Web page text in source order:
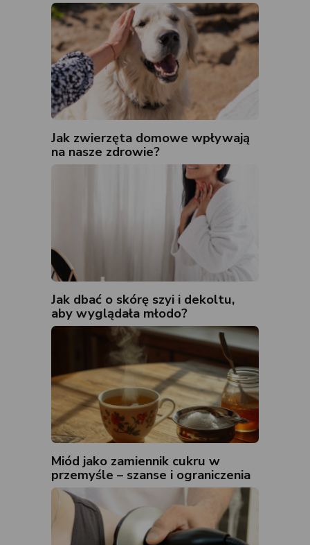
Jak zwierzęta domowe wpływają
na nasze zdrowie?
Jak dbać o skórę szyi i dekoltu,
aby wyglądała młodo?
Miód jako zamiennik cukru w
przemyśle – szanse i ograniczenia